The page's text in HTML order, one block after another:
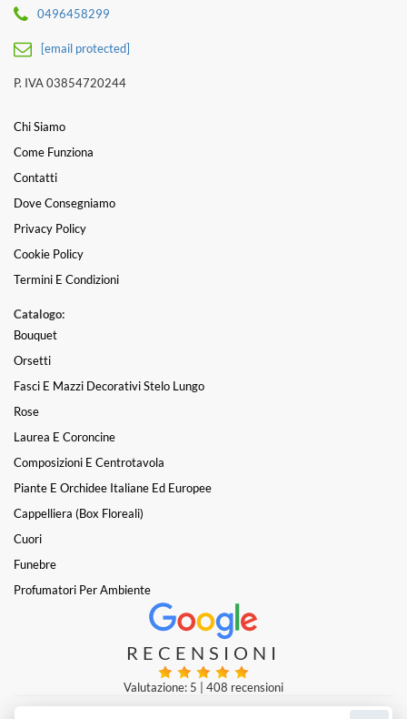
0496458299
[email protected]
P. IVA 03854720244
Chi Siamo
Come Funziona
Contatti
Dove Consegniamo
Privacy Policy
Cookie Policy
Termini E Condizioni
Catalogo:
Bouquet
Orsetti
Fasci E Mazzi Decorativi Stelo Lungo
Rose
Laurea E Coroncine
Composizioni E Centrotavola
Piante E Orchidee Italiane Ed Europee
Cappelliera (box Floreali)
Cuori
Funebre
Profumatori Per Ambiente
RECENSIONI
Valutazione: 5 408 recensioni